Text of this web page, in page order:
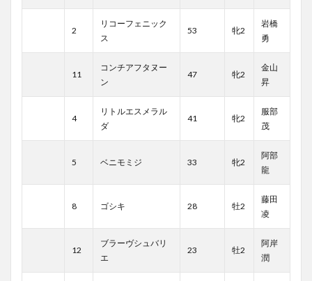
2
リコーフェニック
ス
53 牝2
岩橋
勇
11
コンチアフタヌー
ン
47 牝2
金山
昇
4
リトルエスメラル
ダ
41 牝2
服部
茂
5 ベニモミジ 33 牝2
阿部
龍
8 ゴシキ 28 牡2
藤田
凌
12
ブラーヴシュバリ
エ
23 牡2
阿岸
潤